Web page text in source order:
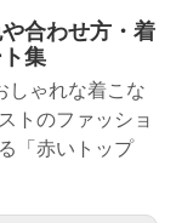
合わせ方・着
集
しゃれな着こな
トのファッショ
「赤いトップ